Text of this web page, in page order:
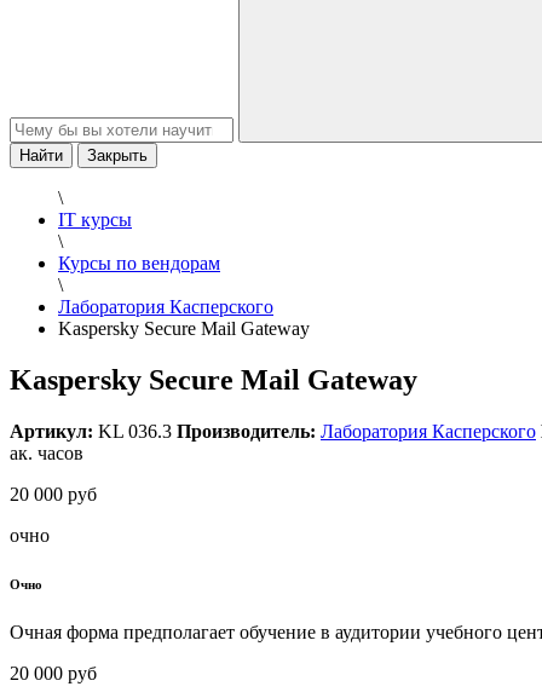
Найти Закрыть
\
IT курсы
\
Курсы по вендорам
\
Лаборатория Касперского
Kaspersky Secure Mail Gateway
Kaspersky Secure Mail Gateway
Артикул: KL 036.3 Производитель: Лаборатория Касперского
ак. часов
20 000 руб
очно
Очно
Очная форма предполагает обучение в аудитории учебного
20 000 руб